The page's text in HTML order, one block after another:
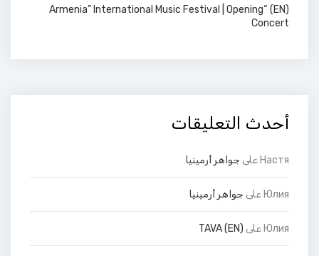
(EN) “Armenia” International Music Festival | Opening
Concert
أحدث التعليقات
Настя على جواهر أرمينيا
Юлия على جواهر أرمينيا
Юлия على (EN) TAVA